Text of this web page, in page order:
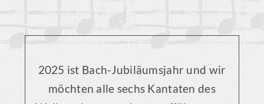
2025 ist Bach-Jubiläumsjahr und wir
möchten alle sechs Kantaten des